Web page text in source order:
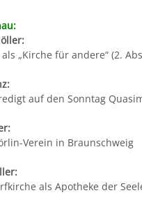
„Kirche für andere“ (2.
auf den Sonntag
Verein in Braunschweig
als Apotheke der